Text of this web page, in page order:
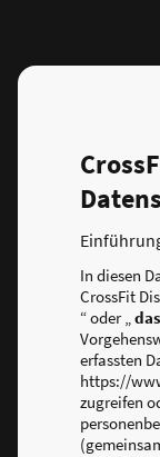
In diesen
CrossFit
“ oder „
erfassten
https://
zugreifen